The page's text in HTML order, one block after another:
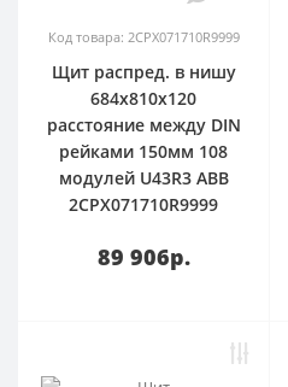
Код товара: 2CPX071710R9999
Щит распред. в нишу
684х810х120
расстояние между DIN
рейками 150мм 108
модулей U43R3 ABB
2CPX071710R9999
89 906р.